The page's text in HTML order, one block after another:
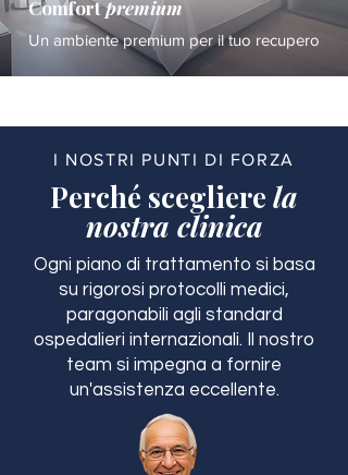
Comfortpremium
Un ambiente premium per il tuo recupero
I NOSTRI PUNTI DI FORZA
Perché scegliere la
nostra clinica
Ogni piano di trattamento si basa
su rigorosi protocolli medici,
paragonabili agli standard
ospedalieri internazionali. Il nostro
team si impegna a fornire
un'assistenza eccellente.